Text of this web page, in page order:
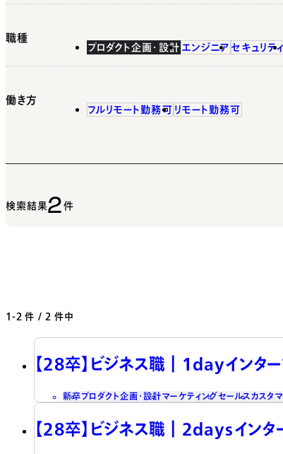
職種
プロダクト企画・設計 エンジニア セキュリティ
働き方
フルリモート勤務可 リモート勤務可
検索結果2件
1-2 件 / 2 件中
【28卒】ビジネス職┃1dayインター
新卒プロダクト企画・設計マーケティングセールスカスタ
【28卒】ビジネス職┃2daysインタ